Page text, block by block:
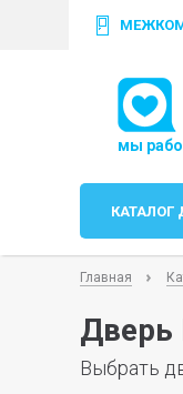
+7 (812)
КАТАЛОГ
Главная
Выбрать